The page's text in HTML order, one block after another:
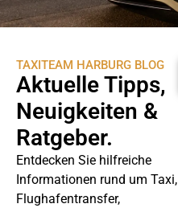
TAXITEAM HARBURG BLOG
Aktuelle Tipps,
Neuigkeiten &
Ratgeber.
Entdecken Sie hilfreiche
Informationen rund um Taxi,
Flughafentransfer,